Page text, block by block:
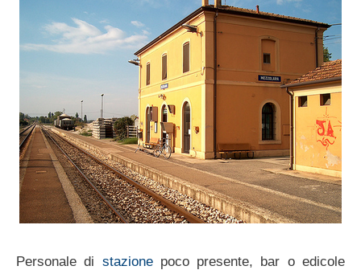
Personale di stazionepoco presente, bar o edicole